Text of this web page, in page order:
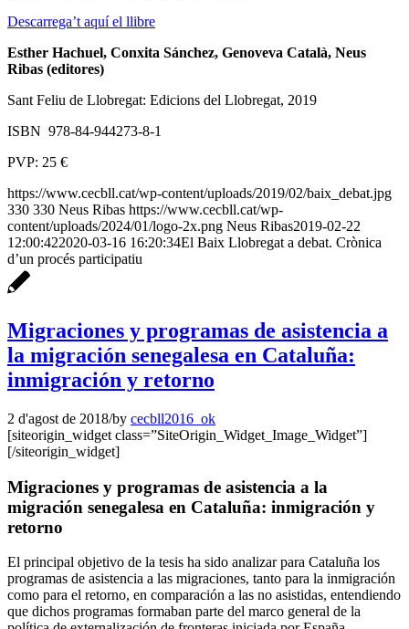
Descarrega’t aquí el llibre
Esther Hachuel, Conxita Sánchez, Genoveva Català, Neus
Ribas (editores)
Sant Feliu de Llobregat: Edicions del Llobregat, 2019
ISBN 978-84-944273-8-1
PVP: 25 €
https://www.cecbll.cat/wp-content/uploads/2019/02/baix_debat.jpg
330 330 Neus Ribas https://www.cecbll.cat/wp-
content/uploads/2024/01/logo-2x.png Neus Ribas2019-02-22
12:00:422020-03-16 16:20:34El Baix Llobregat a debat. Crònica
d’un procés participatiu
Migraciones y programas de asistencia a
la migración senegalesa en Cataluña:
inmigración y retorno
2 d'agost de 2018/by cecbll2016_ok
[siteorigin_widget class=”SiteOrigin_Widget_Image_Widget”]
[/siteorigin_widget]
Migraciones y programas de asistencia a la
migración senegalesa en Cataluña: inmigración y
retorno
El principal objetivo de la tesis ha sido analizar para Cataluña los
programas de asistencia a las migraciones, tanto para la inmigración
como para el retorno, en comparación a las no asistidas, entendiendo
que dichos programas formaban parte del marco general de la